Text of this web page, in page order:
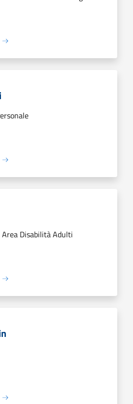
Disabilità Adulti